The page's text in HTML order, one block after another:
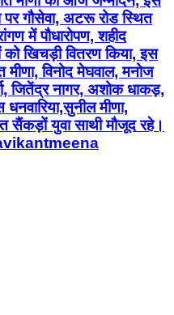
पर गौसेवा, अटरू रोड स्थित
में पौधारोपण, शहीद
को खिचड़ी वितरण किया, इस
मीणा, विनोद मेघवाल, मनोज
जितेंद्र नागर, अशोक धाकड़,
धनवारिया,सुनील मीणा,
सैंकड़ों युवा साथी मौजूद रहे।